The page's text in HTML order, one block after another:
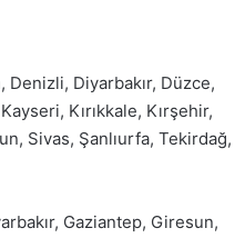
Denizli, Diyarbakır, Düzce,
Kırıkkale, Kırşehir,
Sivas, Şanlıurfa, Tekirdağ,
Gaziantep, Giresun,